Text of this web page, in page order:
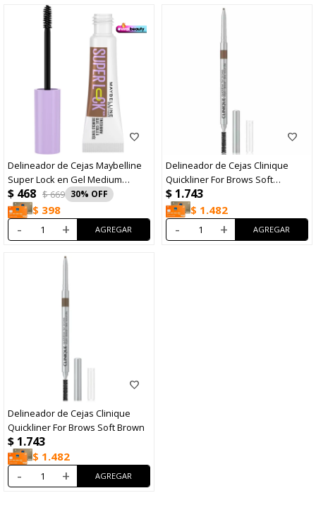
Delineador de Cejas Maybelline
Super Lock en Gel Medium
Brown
$ 468 $669 30
$ 398
- +
Delineador de Cejas Clinique
Quickliner For Brows Soft
Chestnut
$ 1.743
$ 1.482
- +
Delineador de Cejas Clinique
Quickliner For Brows Soft Brown
$ 1.743
$ 1.482
- +